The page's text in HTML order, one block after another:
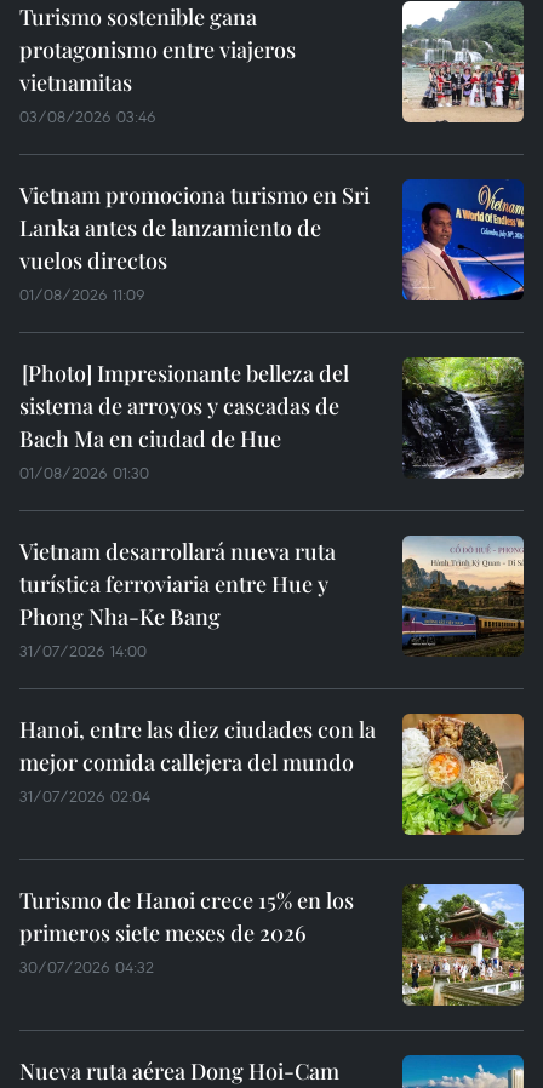
Turismo sostenible gana
protagonismo entre viajeros
vietnamitas
03/08/2026 03:46
Vietnam promociona turismo en Sri
Lanka antes de lanzamiento de
vuelos directos
01/08/2026 11:09
Impresionante belleza del
sistema de arroyos y cascadas de
Bach Ma en ciudad de Hue
01/08/2026 01:30
Vietnam desarrollará nueva ruta
turística ferroviaria entre Hue y
Phong Nha-Ke Bang
31/07/2026 14:00
Hanoi, entre las diez ciudades con la
mejor comida callejera del mundo
31/07/2026 02:04
Turismo de Hanoi crece 15% en los
primeros siete meses de 2026
30/07/2026 04:32
Nueva ruta aérea Dong Hoi-Cam